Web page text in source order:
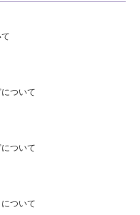
ついて
ついて
ついて